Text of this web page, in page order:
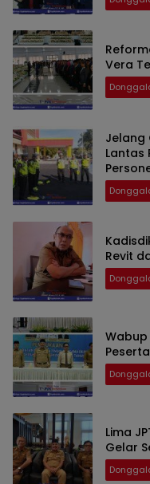
Vera
Jelang
Lantas
Revit
Wabup
Lima
Gelar